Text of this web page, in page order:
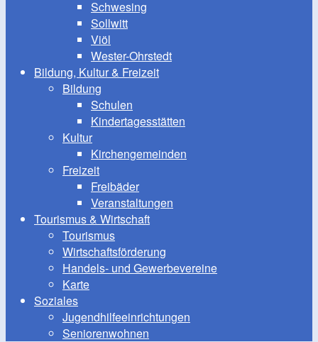
Schwesing
Sollwitt
Viöl
Wester-Ohrstedt
Bildung, Kultur & Freizeit
Bildung
Schulen
Kindertagesstätten
Kultur
Kirchengemeinden
Freizeit
Freibäder
Veranstaltungen
Tourismus & Wirtschaft
Tourismus
Wirtschaftsförderung
Handels- und Gewerbevereine
Karte
Soziales
Jugendhilfeeinrichtungen
Seniorenwohnen